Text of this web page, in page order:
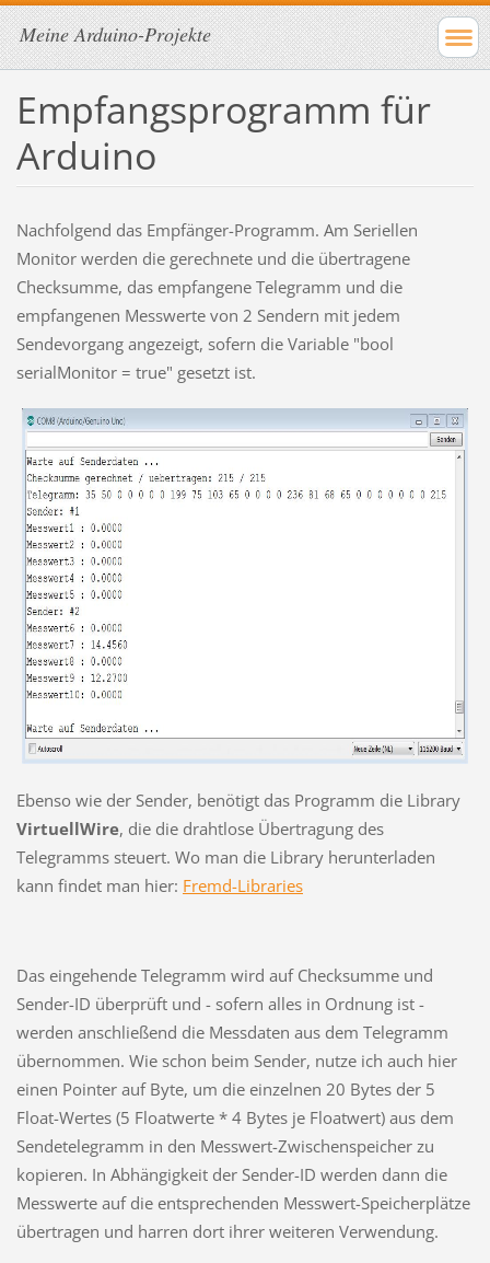
Meine Arduino-Projekte
Empfangsprogramm für
Arduino
Nachfolgend das Empfänger-Programm. Am Seriellen
Monitor werden die gerechnete und die übertragene
Checksumme, das empfangene Telegramm und die
empfangenen Messwerte von 2 Sendern mit jedem
Sendevorgang angezeigt, sofern die Variable "bool
serialMonitor = true" gesetzt ist.
Ebenso wie der Sender, benötigt das Programm die Library
VirtuellWire, die die drahtlose Übertragung des
Telegramms steuert. Wo man die Library herunterladen
kann findet man hier: Fremd-Libraries
Das eingehende Telegramm wird auf Checksumme und
Sender-ID überprüft und - sofern alles in Ordnung ist -
werden anschließend die Messdaten aus dem Telegramm
übernommen. Wie schon beim Sender, nutze ich auch hier
einen Pointer auf Byte, um die einzelnen 20 Bytes der 5
Float-Wertes (5 Floatwerte * 4 Bytes je Floatwert) aus dem
Sendetelegramm in den Messwert-Zwischenspeicher zu
kopieren. In Abhängigkeit der Sender-ID werden dann die
Messwerte auf die entsprechenden Messwert-Speicherplätze
übertragen und harren dort ihrer weiteren Verwendung.